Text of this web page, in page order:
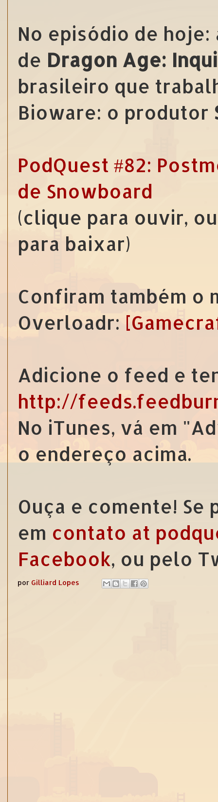
No episódio de
de Dragon Age:
brasileiro que
Bioware: o produtor
PodQuest #82:
de Snowboard
(clique para ouvir,
para baixar)
Confiram também o
Overloadr:
Adicione o feed e
http://
No iTunes, vá em
o endereço acima.
Ouça e comente!
em contato at
Facebook, ou pelo
por Gilliard Lopes